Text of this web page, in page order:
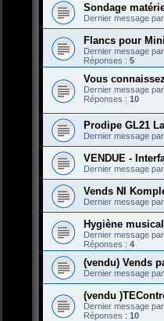
Sondage
Dernier message par
Flancs pour
Dernier message par
Réponses : 5
Vous
Dernier message par
Réponses : 10
Prodipe GL21
Dernier message par
VENDUE -
Dernier message par
Vends NI
Dernier message par
Hygiène
Dernier message par
Réponses : 4
(vendu) Vends
Dernier message par
(vendu
Dernier message par
Réponses : 10